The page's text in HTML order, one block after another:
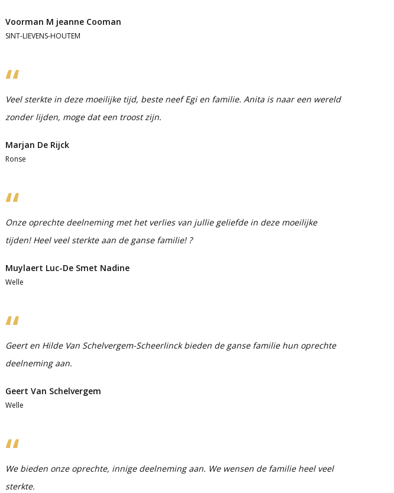
Voorman M jeanne Cooman
SINT-LIEVENS-HOUTEM
Veel sterkte in deze moeilijke tijd, beste neef Egi en familie. Anita is naar een wereld
zonder lijden, moge dat een troost zijn.
Marjan De Rijck
Ronse
Onze oprechte deelneming met het verlies van jullie geliefde in deze moeilijke
tijden! Heel veel sterkte aan de ganse familie! ?
Muylaert Luc-De Smet Nadine
Welle
Geert en Hilde Van Schelvergem-Scheerlinck bieden de ganse familie hun oprechte
deelneming aan.
Geert Van Schelvergem
Welle
We bieden onze oprechte, innige deelneming aan. We wensen de familie heel veel
sterkte.